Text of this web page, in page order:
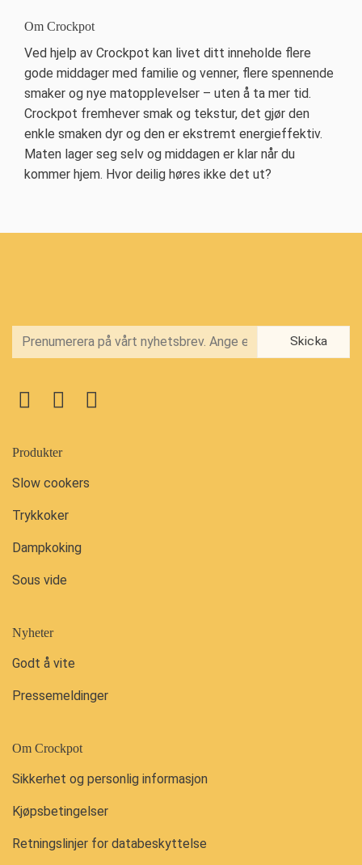
Om Crockpot
Ved hjelp av Crockpot kan livet ditt inneholde flere
gode middager med familie og venner, flere spennende
smaker og nye matopplevelser – uten å ta mer tid.
Crockpot fremhever smak og tekstur, det gjør den
enkle smaken dyr og den er ekstremt energieffektiv.
Maten lager seg selv og middagen er klar når du
kommer hjem. Hvor deilig høres ikke det ut?
Produkter
Slow cookers
Trykkoker
Dampkoking
Sous vide
Nyheter
Godt å vite
Pressemeldinger
Om Crockpot
Sikkerhet og personlig informasjon
Kjøpsbetingelser
Retningslinjer for databeskyttelse